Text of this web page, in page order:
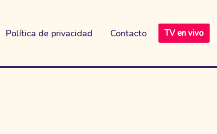
Política de privacidad Contacto TV en vivo